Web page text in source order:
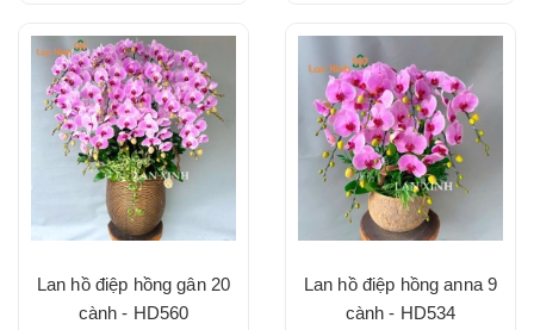
Lan hồ điệp hồng gân 20
cành - HD560
Lan hồ điệp hồng anna 9
cành - HD534